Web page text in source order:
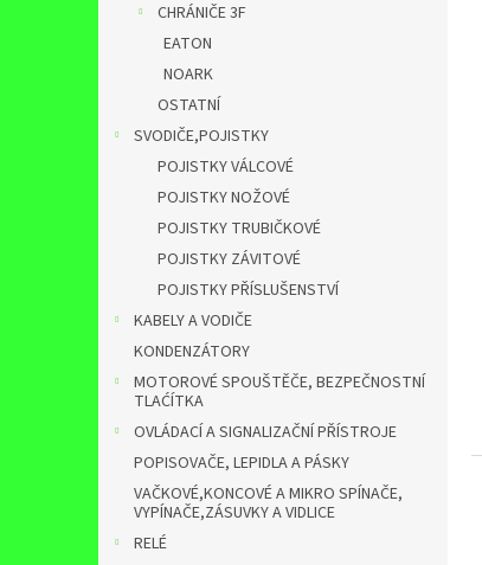
CHRÁNIČE 3F
EATON
NOARK
OSTATNÍ
SVODIČE,POJISTKY
POJISTKY VÁLCOVÉ
POJISTKY NOŽOVÉ
POJISTKY TRUBIČKOVÉ
POJISTKY ZÁVITOVÉ
POJISTKY PŘÍSLUŠENSTVÍ
KABELY A VODIČE
KONDENZÁTORY
MOTOROVÉ SPOUŠTĚČE, BEZPEČNOSTNÍ
TLAĆÍTKA
OVLÁDACÍ A SIGNALIZAČNÍ PŘÍSTROJE
POPISOVAČE, LEPIDLA A PÁSKY
VAČKOVÉ,KONCOVÉ A MIKRO SPÍNAČE,
VYPÍNAČE,ZÁSUVKY A VIDLICE
RELÉ